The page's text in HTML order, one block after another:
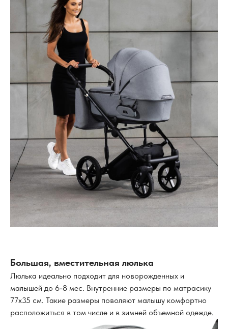
Большая, вместительная люлька
Люлька идеально подходит для новорожденных и
малышей до 6-8 мес. Внутренние размеры по матрасику
77х35 см. Такие размеры поволяют малышу комфортно
расположиться в том числе и в зимней объемной одежде.